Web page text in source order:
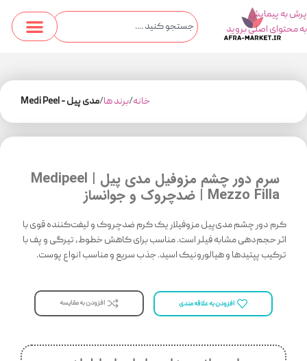
پرش به پیمایش
به محتوای اصلی بروید
خانه برند ها مدی پیل - Medi Peel
سرم دور چشم مزوفیل مدی پیل | Medipeel
Mezzo Filla | ضدچروک و جوانساز
کرم دور چشم مدی‌پیل مزوفیلار یک کرم ضدچروک و لیفت‌کننده قوی با
اثر حجم‌دهی مشابه فیلر است. مناسب برای کاهش خطوط، تیرگی و پف با
ترکیب پپتیدها و هیالورونیک اسید. جذب سریع و مناسب انواع پوست.
افزودن به علاقه مندی افزودن به مقایسه